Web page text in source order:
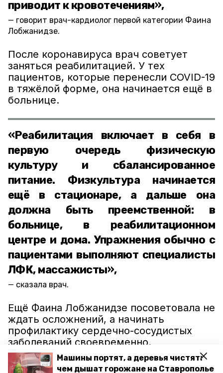
Машины портят, а деревья чистят:
чем дышат горожане на Ставрополье
приводит к кровотечениям»,
говорит врач-кардиолог первой категории Фаина
Лобжанидзе.
После коронавируса врач советует
заняться реабилитацией. У тех
пациентов, которые перенесли COVID-19
в тяжёлой форме, она начинается ещё в
больнице.
«Реабилитация включает в себя в
первую очередь физическую
культуру и сбалансированное
питание. Физкультура начинается
ещё в стационаре, а дальше она
должна быть преемственной: в
больнице, в реабилитационном
центре и дома. Упражнения обычно с
пациентами выполняют специалисты
ЛФК, массажисты»,
сказала врач.
Ещё Фаина Лобжанидзе посоветовала не
ждать осложнений, а начинать
профилактику сердечно-сосудистых
заболеваний своевременно.